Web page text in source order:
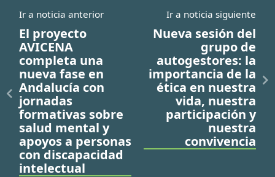
Ir a noticia anterior
El proyecto
AVICENA
completa una
nueva fase en
Andalucía con
jornadas
formativas sobre
salud mental y
apoyos a personas
con discapacidad
intelectual
Ir a noticia siguiente
Nueva sesión del
grupo de
autogestores: la
importancia de la
ética en nuestra
vida, nuestra
participación y
nuestra
convivencia